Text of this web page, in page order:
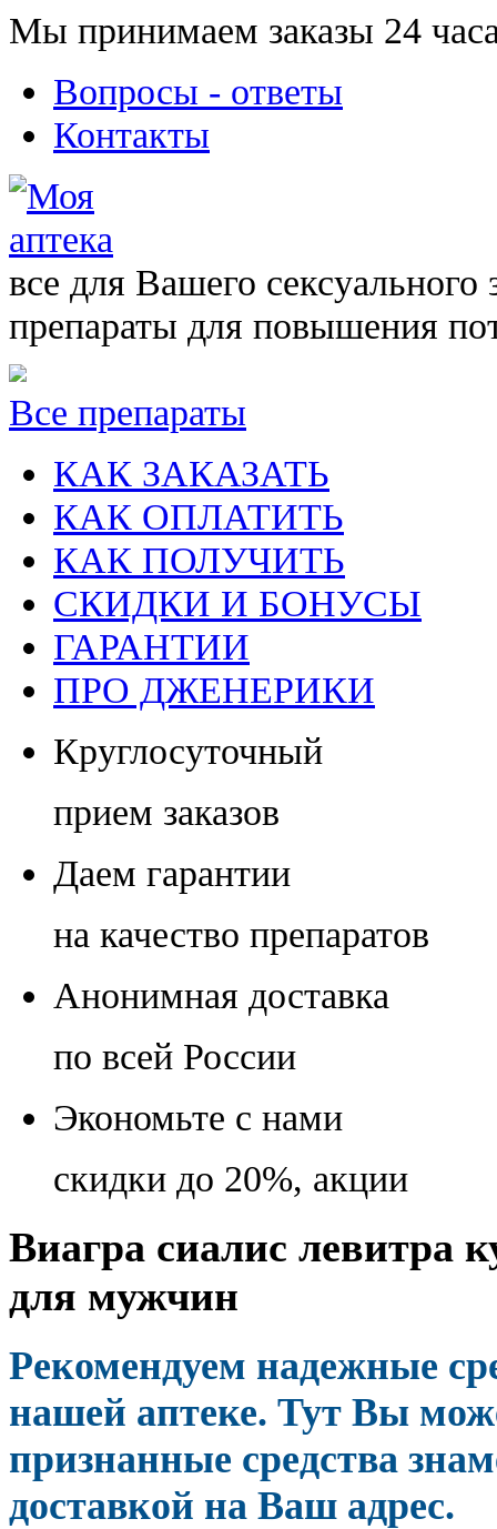
Мы принимаем заказы 24
Вопросы - ответы
Контакты
все для Вашего сексуального
препараты для повышения
Все препараты
КАК ЗАКАЗАТЬ
КАК ОПЛАТИТЬ
КАК ПОЛУЧИТЬ
СКИДКИ И БОНУСЫ
ГАРАНТИИ
ПРО ДЖЕНЕРИКИ
Круглосуточный
прием заказов
Даем гарантии
на качество препаратов
Анонимная доставка
по всей России
Экономьте с нами
скидки до 20%, акции
Виагра сиалис левитра
для мужчин
Рекомендуем надежные
нашей аптеке. Тут Вы
признанные средства
доставкой на Ваш адрес.